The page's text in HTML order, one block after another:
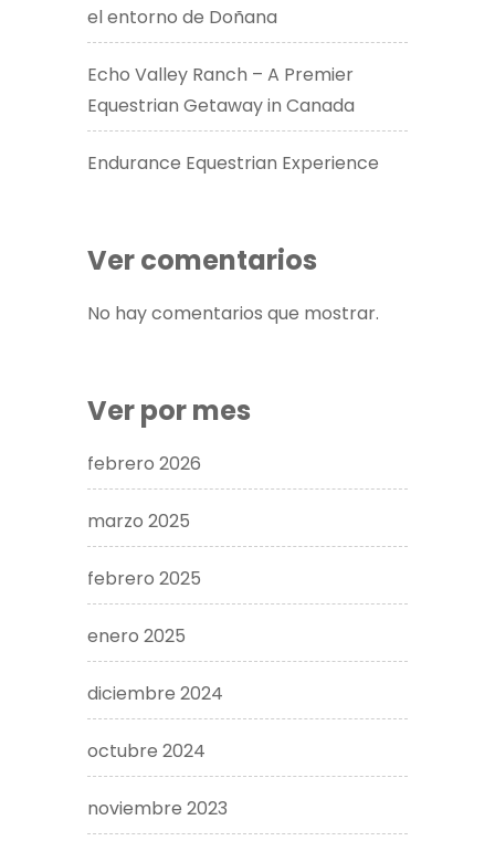
el entorno de Doñana
Echo Valley Ranch – A Premier
Equestrian Getaway in Canada​
Endurance Equestrian Experience
Ver comentarios
No hay comentarios que mostrar.
Ver por mes
febrero 2026
marzo 2025
febrero 2025
enero 2025
diciembre 2024
octubre 2024
noviembre 2023